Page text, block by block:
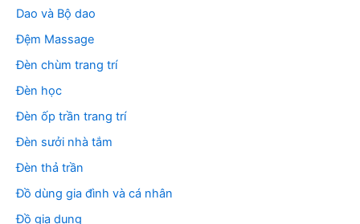
Dao và Bộ dao
Đệm Massage
Đèn chùm trang trí
Đèn học
Đèn ốp trần trang trí
Đèn sưởi nhà tắm
Đèn thả trần
Đồ dùng gia đình và cá nhân
Đồ gia dụng